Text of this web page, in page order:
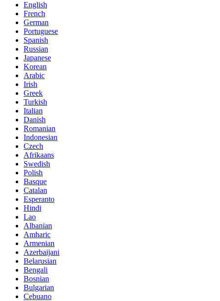
English
French
German
Portuguese
Spanish
Russian
Japanese
Korean
Arabic
Irish
Greek
Turkish
Italian
Danish
Romanian
Indonesian
Czech
Afrikaans
Swedish
Polish
Basque
Catalan
Esperanto
Hindi
Lao
Albanian
Amharic
Armenian
Azerbaijani
Belarusian
Bengali
Bosnian
Bulgarian
Cebuano